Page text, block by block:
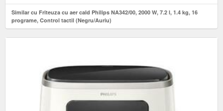
Similar cu Friteuza cu aer cald Philips NA342/00, 2000 W, 7.2 l, 1.4 kg, 16
programe, Control tactil (Negru/Auriu)